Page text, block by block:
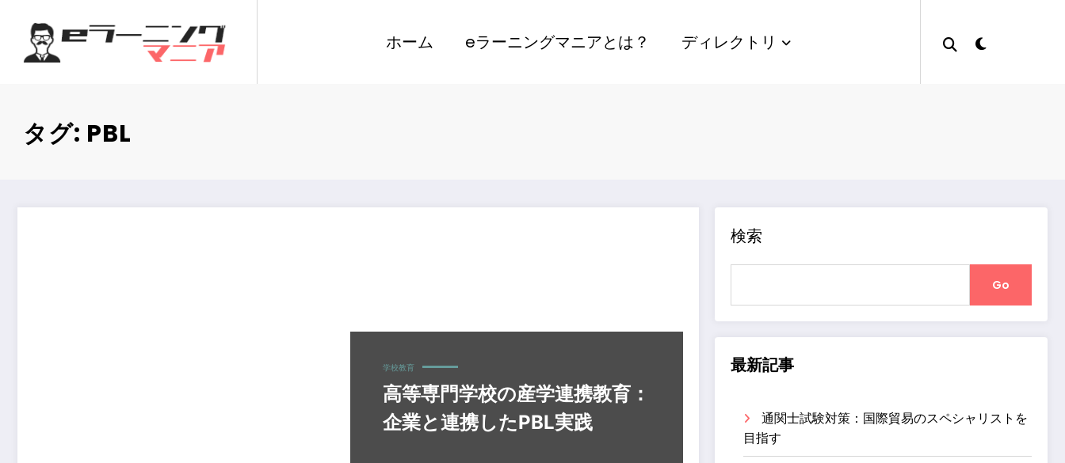
ホーム eラーニングマニアとは？ ディレクトリ
タグ: PBL
学校教育
高等専門学校の産学連携教育：
企業と連携したPBL実践
検索
Go
最新記事
通関士試験対策：国際貿易のスペシャリストを
目指す